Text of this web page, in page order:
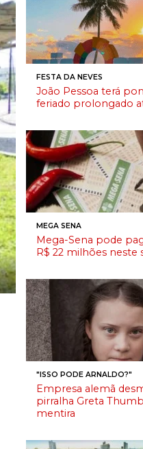
FESTA DA NEVES
João Pessoa terá
feriado prolongado
MEGA SENA
Mega-Sena pode
R$ 22 milhões neste
"ISSO PODE ARNALDO?"
Empresa alemã
pirralha Greta
mentira